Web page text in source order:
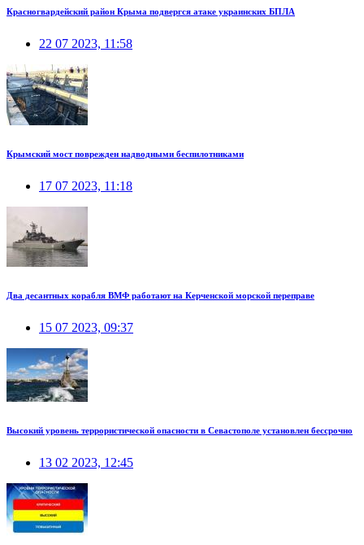
Красногвардейский район Крыма подвергся атаке украинских БПЛА
22 07 2023, 11:58
Крымский мост поврежден надводными беспилотниками
17 07 2023, 11:18
Два десантных корабля ВМФ работают на Керченской морской переправе
15 07 2023, 09:37
Высокий уровень террористической опасности в Севастополе установлен бессрочно
13 02 2023, 12:45